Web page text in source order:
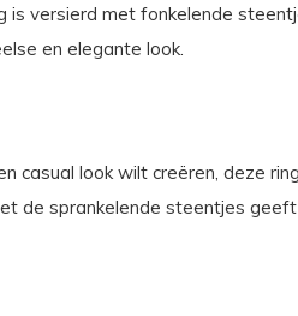
is versierd met fonkelende
en elegante look.
casual look wilt creëren, deze ring
de sprankelende steentjes